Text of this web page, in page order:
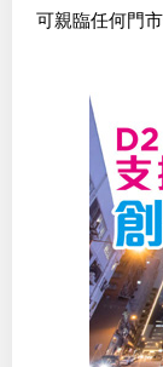
可親臨任何門